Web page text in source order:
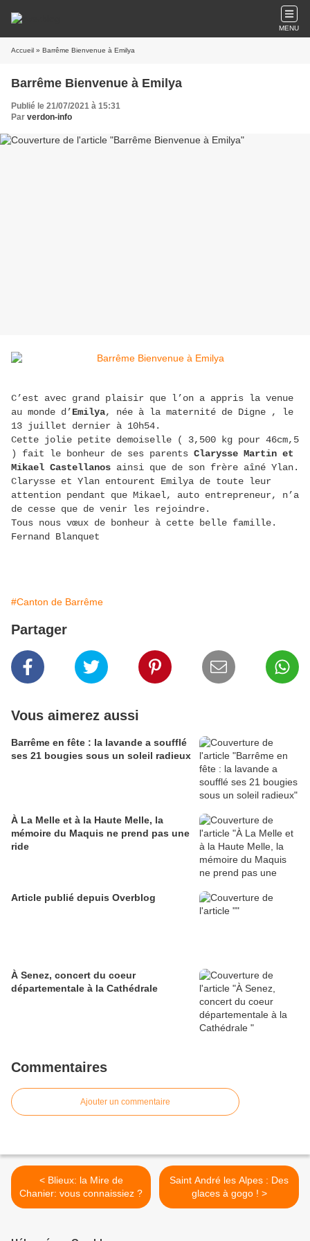
MENU
Accueil » Barrême Bienvenue à Emilya
Barrême Bienvenue à Emilya
Publié le 21/07/2021 à 15:31
Par verdon-info
C’est avec grand plaisir que l’on a appris la venue
au monde d’Emilya, née à la maternité de Digne , le
13 juillet dernier à 10h54.
Cette jolie petite demoiselle ( 3,500 kg pour 46cm,5
) fait le bonheur de ses parents Clarysse Martin et
Mikael Castellanos ainsi que de son frère aîné Ylan.
Clarysse et Ylan entourent Emilya de toute leur
attention pendant que Mikael, auto entrepreneur, n’a
de cesse que de venir les rejoindre.
Tous nous vœux de bonheur à cette belle famille.
Fernand Blanquet
#Canton de Barrême
Partager
Vous aimerez aussi
Barrême en fête : la lavande a soufflé
ses 21 bougies sous un soleil radieux
À La Melle et à la Haute Melle, la
mémoire du Maquis ne prend pas une
ride
Article publié depuis Overblog
À Senez, concert du coeur
départementale à la Cathédrale
Commentaires
Ajouter un commentaire
< Blieux: la Mire de
Chanier: vous connaissiez ?
Saint André les Alpes : Des
glaces à gogo ! >